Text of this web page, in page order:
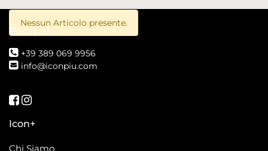
Nessun Articolo presente.
Recapiti
+39 389 069 9956
info@iconpiu.com
Seguici su Facebook
Seguici su Instagram
Icon+
Chi Siamo